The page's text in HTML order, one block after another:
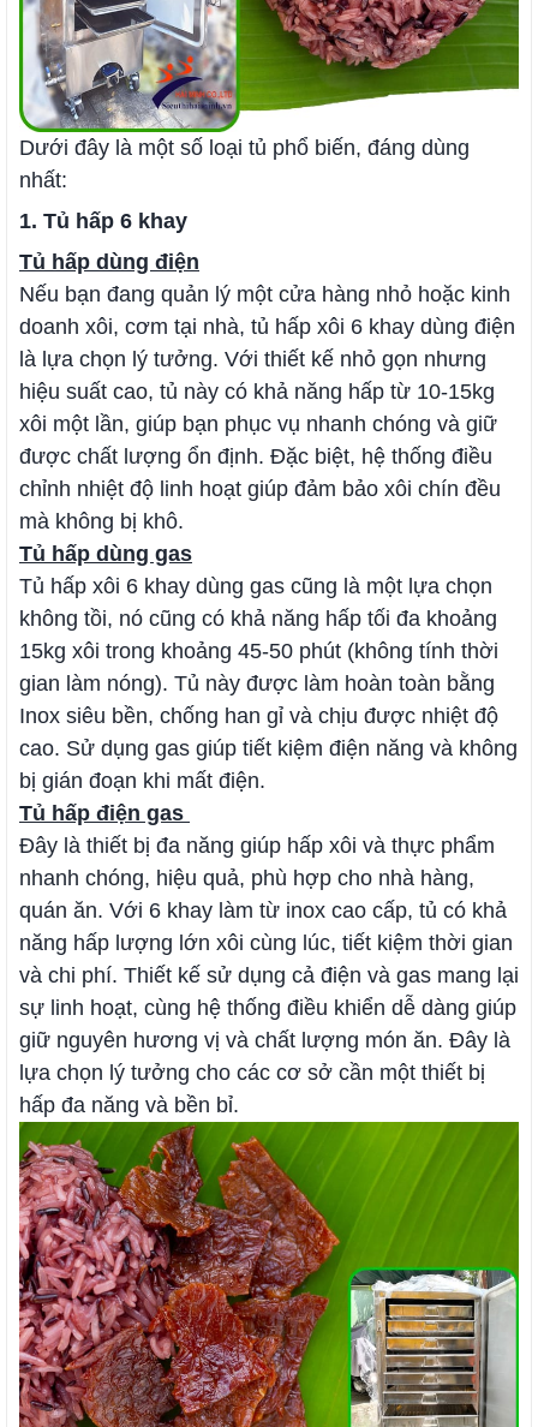
Dưới đây là một số loại tủ phổ biến, đáng dùng
nhất:
1. Tủ hấp 6 khay
Tủ hấp dùng điện
Nếu bạn đang quản lý một cửa hàng nhỏ hoặc kinh
doanh xôi, cơm tại nhà, tủ hấp xôi 6 khay dùng điện
là lựa chọn lý tưởng. Với thiết kế nhỏ gọn nhưng
hiệu suất cao, tủ này có khả năng hấp từ 10-15kg
xôi một lần, giúp bạn phục vụ nhanh chóng và giữ
được chất lượng ổn định. Đặc biệt, hệ thống điều
chỉnh nhiệt độ linh hoạt giúp đảm bảo xôi chín đều
mà không bị khô.
Tủ hấp dùng gas
Tủ hấp xôi 6 khay dùng gas cũng là một lựa chọn
không tồi, nó cũng có khả năng hấp tối đa khoảng
15kg xôi trong khoảng 45-50 phút (không tính thời
gian làm nóng). Tủ này được làm hoàn toàn bằng
Inox siêu bền, chống han gỉ và chịu được nhiệt độ
cao. Sử dụng gas giúp tiết kiệm điện năng và không
bị gián đoạn khi mất điện.
Tủ hấp điện gas
Đây là thiết bị đa năng giúp hấp xôi và thực phẩm
nhanh chóng, hiệu quả, phù hợp cho nhà hàng,
quán ăn. Với 6 khay làm từ inox cao cấp, tủ có khả
năng hấp lượng lớn xôi cùng lúc, tiết kiệm thời gian
và chi phí. Thiết kế sử dụng cả điện và gas mang lại
sự linh hoạt, cùng hệ thống điều khiển dễ dàng giúp
giữ nguyên hương vị và chất lượng món ăn. Đây là
lựa chọn lý tưởng cho các cơ sở cần một thiết bị
hấp đa năng và bền bỉ.